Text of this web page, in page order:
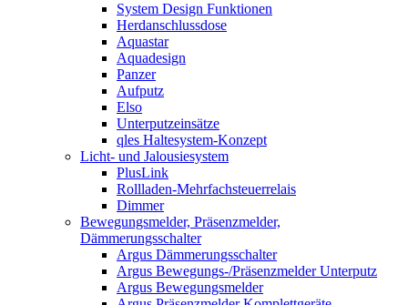
System Design Funktionen
Herdanschlussdose
Aquastar
Aquadesign
Panzer
Aufputz
Elso
Unterputzeinsätze
qles Haltesystem-Konzept
Licht- und Jalousiesystem
PlusLink
Rollladen-Mehrfachsteuerrelais
Dimmer
Bewegungsmelder, Präsenzmelder,
Dämmerungsschalter
Argus Dämmerungsschalter
Argus Bewegungs-/Präsenzmelder Unterputz
Argus Bewegungsmelder